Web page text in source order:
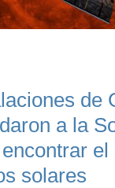
de
a la
el
solares